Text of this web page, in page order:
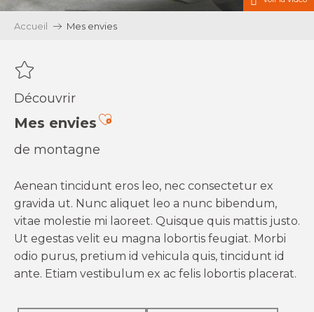
Accueil Mes envies
Découvrir
Mes enviesAjouter aux favoris
de montagne
Aenean tincidunt eros leo, nec consectetur ex
gravida ut. Nunc aliquet leo a nunc bibendum,
vitae molestie mi laoreet. Quisque quis mattis justo.
Ut egestas velit eu magna lobortis feugiat. Morbi
odio purus, pretium id vehicula quis, tincidunt id
ante. Etiam vestibulum ex ac felis lobortis placerat.